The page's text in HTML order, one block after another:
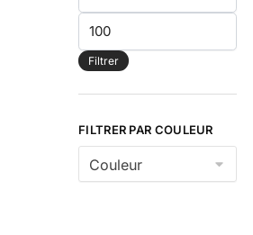
min
max
Filtrer
FILTRER PAR COULEUR